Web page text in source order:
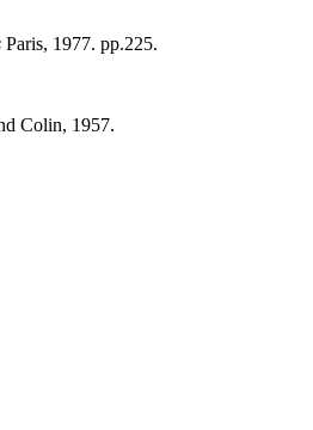
Paris, 1977. pp.225.
Colin, 1957.